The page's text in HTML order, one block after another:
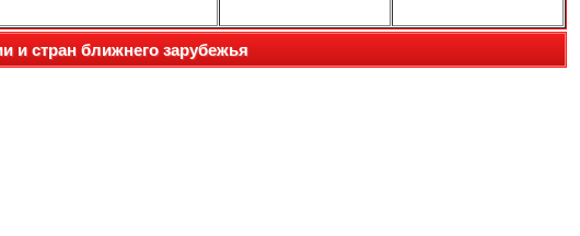
и стран ближнего зарубежья